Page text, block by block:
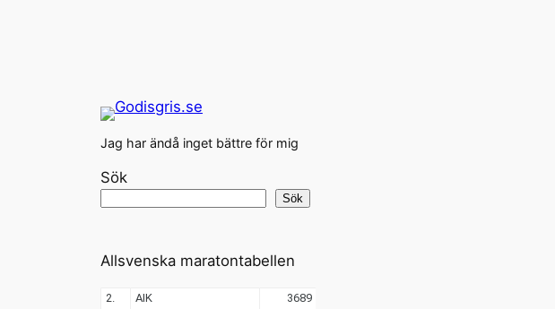
Jag har ändå inget bättre för mig
Sök
Sök
Allsvenska maratontabellen